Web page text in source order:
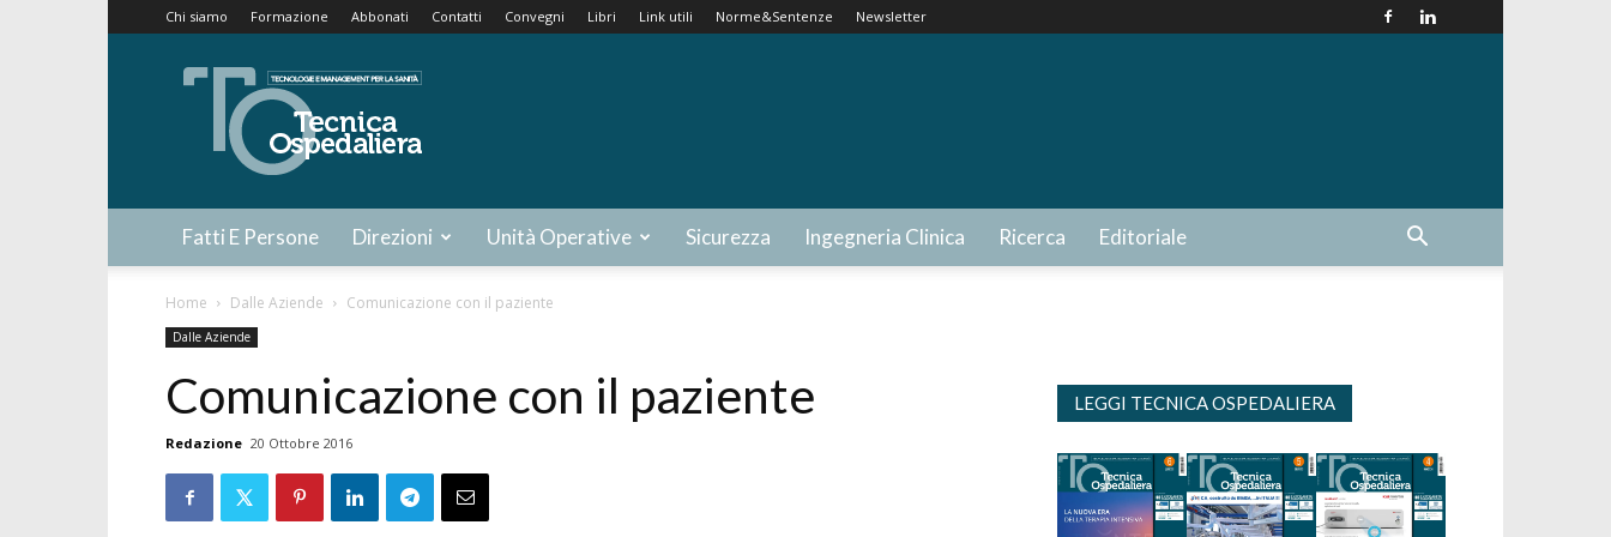
Chi siamo Formazione Abbonati Contatti Convegni Libri Link utili Norme&Sentenze Newsletter
Tecnica
Ospedaliera
Fatti E Persone Direzioni Unità Operative Sicurezza Ingegneria Clinica Ricerca Editoriale
Home Dalle Aziende Comunicazione con il paziente
Dalle Aziende
Comunicazione con il paziente
Redazione 20 Ottobre 2016
LEGGI TECNICA OSPEDALIERA